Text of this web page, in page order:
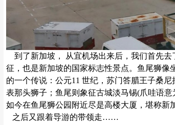
到了新加坡， 从宜机场出来后，我们首先去
征，也是新加坡的国家标志性景点。鱼尾狮像
的一个传说：公元11 世纪，苏门答腊王子桑
表那头狮子；鱼尾则象征古城淡马锡(爪哇语
如今在鱼尾狮公园附近尽是高楼大厦，堪称新
之后又跟着导游的带领走……